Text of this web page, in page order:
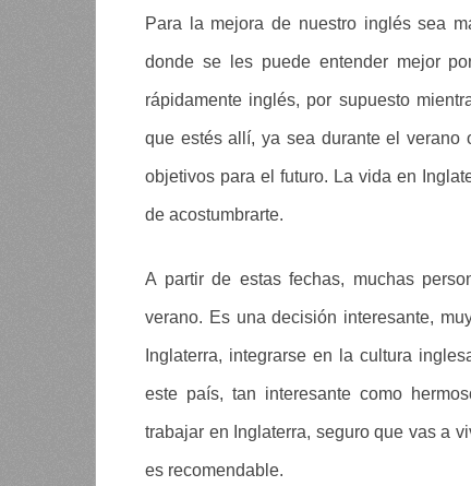
Para la mejora de nuestro inglés sea
donde se les puede entender mejor
rápidamente inglés, por supuesto
que estés allí, ya sea durante el verano
objetivos para el futuro. La vida en
de acostumbrarte.
A partir de estas fechas, muchas
verano. Es una decisión interesante,
Inglaterra, integrarse en la cultura
este país, tan interesante como
trabajar en Inglaterra, seguro que vas a
es recomendable.